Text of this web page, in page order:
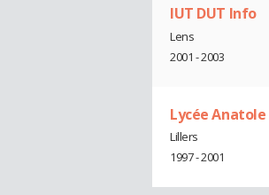
IUT DUT Info
Lens
2001 - 2003
Lycée Anatole
Lillers
1997 - 2001